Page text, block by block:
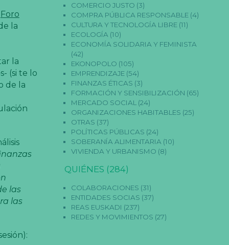
Foro
la
la
(si te lo
de la
las
las
COMERCIO JUSTO (3)
COMPRA PÚBLICA RESPONSABLE (4)
CULTURA Y TECNOLOGÍA LIBRE (11)
ECOLOGÍA (10)
ECONOMÍA SOLIDARIA Y FEMINISTA
(42)
EKONOPOLO (105)
EMPRENDIZAJE (54)
FINANZAS ÉTICAS (3)
FORMACIÓN Y SENSIBILIZACIÓN (65)
MERCADO SOCIAL (24)
ORGANIZACIONES HABITABLES (25)
OTRAS (37)
POLÍTICAS PÚBLICAS (24)
SOBERANÍA ALIMENTARIA (10)
VIVIENDA Y URBANISMO (8)
QUIÉNES (284)
COLABORACIONES (31)
ENTIDADES SOCIAS (37)
REAS EUSKADI (237)
REDES Y MOVIMIENTOS (27)